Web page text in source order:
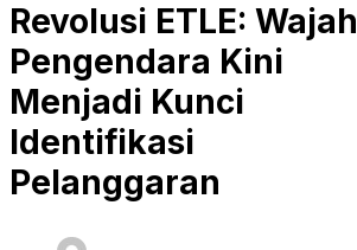
Revolusi ETLE: Wajah
Pengendara Kini
Menjadi Kunci
Identifikasi
Pelanggaran